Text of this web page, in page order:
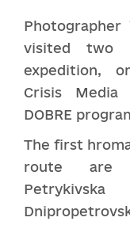
Photographer
visited two
expedition,
Crisis
DOBRE
The first
route are